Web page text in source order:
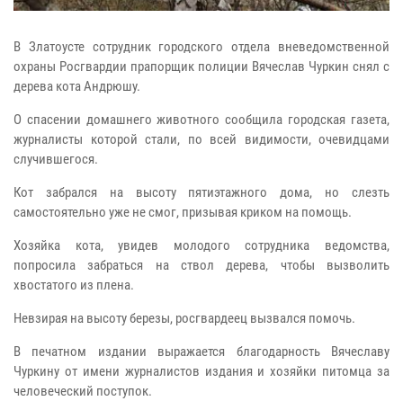
В Златоусте сотрудник городского отдела вневедомственной
охраны Росгвардии прапорщик полиции Вячеслав Чуркин снял с
дерева кота Андрюшу.
О спасении домашнего животного сообщила городская газета,
журналисты которой стали, по всей видимости, очевидцами
случившегося.
Кот забрался на высоту пятиэтажного дома, но слезть
самостоятельно уже не смог, призывая криком на помощь.
Хозяйка кота, увидев молодого сотрудника ведомства,
попросила забраться на ствол дерева, чтобы вызволить
хвостатого из плена.
Невзирая на высоту березы, росгвардеец вызвался помочь.
В печатном издании выражается благодарность Вячеславу
Чуркину от имени журналистов издания и хозяйки питомца за
человеческий поступок.